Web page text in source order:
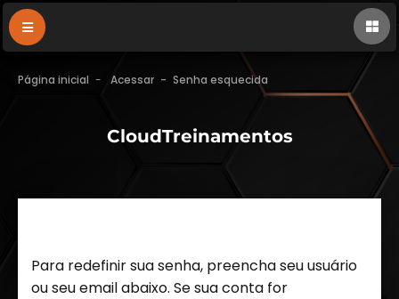
Página inicial Acessar Senha esquecida
CloudTreinamentos
Para redefinir sua senha, preencha seu usuário
ou seu email abaixo. Se sua conta for